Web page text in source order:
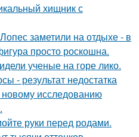
хищник с
заметили на отдыхе - в
просто роскошна.
ученые на горе лико.
- результат недостатка
новому исследованию
руки перед родами.